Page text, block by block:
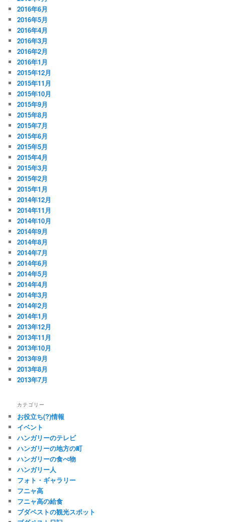
2016年6月
2016年5月
2016年4月
2016年3月
2016年2月
2016年1月
2015年12月
2015年11月
2015年10月
2015年9月
2015年8月
2015年7月
2015年6月
2015年5月
2015年4月
2015年3月
2015年2月
2015年1月
2014年12月
2014年11月
2014年10月
2014年9月
2014年8月
2014年7月
2014年6月
2014年5月
2014年4月
2014年3月
2014年2月
2014年1月
2013年12月
2013年11月
2013年10月
2013年9月
2013年8月
2013年7月
カテゴリー
お役立ち(?)情報
イベント
ハンガリーのテレビ
ハンガリーの地方の町
ハンガリーの食べ物
ハンガリー人
フォト・ギャラリー
フニャ高
フニャ高の給食
ブダペストの観光スポット